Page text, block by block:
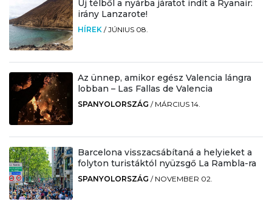
Új télből a nyárba járatot indít a Ryanair:
irány Lanzarote!
HÍREK /JÚNIUS 08.
Az ünnep, amikor egész Valencia lángra
lobban – Las Fallas de Valencia
SPANYOLORSZÁG / MÁRCIUS 14.
Barcelona visszacsábítaná a helyieket a
folyton turistáktól nyüzsgő La Rambla-ra
SPANYOLORSZÁG / NOVEMBER 02.